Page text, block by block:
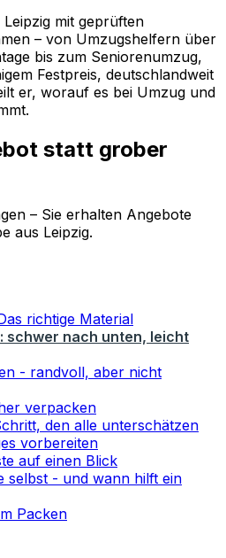
mit geprüften
– von Umzugshelfern über
bis zum Seniorenumzug,
Festpreis, deutschlandweit
er, worauf es bei Umzug und
statt grober
– Sie erhalten Angebote
aus Leipzig.
richtige Material
schwer nach unten, leicht
- randvoll, aber nicht
verpacken
den alle unterschätzen
vorbereiten
auf einen Blick
selbst - und wann hilft ein
Packen